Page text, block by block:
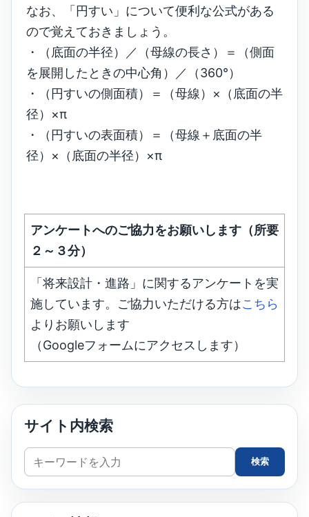
なお、「円すい」について便利な公式がある
ので覚えておきましょう。
・（底面の半径）／（母線の長さ）＝（側面
を展開したときの中心角）／（360°）
・（円すいの側面積）＝（母線）×（底面の半
径）×π
・（円すいの表面積）＝（母線＋底面の半
径）×（底面の半径）×π
アンケートへのご協力をお願いします（所要
２～３分）
「将来設計・進路」に関するアンケートを実
施しています。ご協力いただける方はこちら
よりお願いします
（Googleフォームにアクセスします）
サイト内検索
サ
イ
ト
検索